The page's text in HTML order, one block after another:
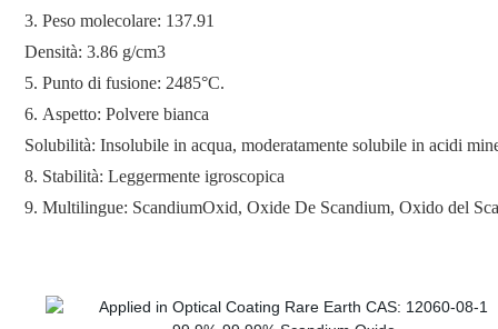
3. Peso molecolare: 137.91
Densità: 3.86 g/cm3
5. Punto di fusione: 2485°C.
6. Aspetto: Polvere bianca
Solubilità: Insolubile in acqua, moderatamente solubile in acidi
8. Stabilità: Leggermente igroscopica
9. Multilingue: ScandiumOxid, Oxide De Scandium, Oxido del